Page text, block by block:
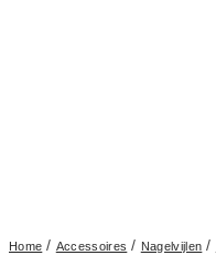
Home / Accessoires / Nagelvijlen /